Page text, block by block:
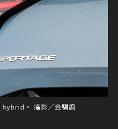
。 攝影／金馴鹿